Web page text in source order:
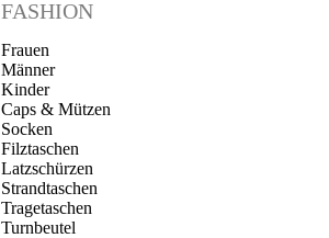
FASHION
Frauen
Männer
Kinder
Caps & Mützen
Socken
Filztaschen
Latzschürzen
Strandtaschen
Tragetaschen
Turnbeutel